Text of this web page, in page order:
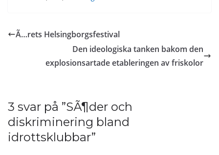
Ã…rets Helsingborgsfestival
Den ideologiska tanken bakom den
explosionsartade etableringen av friskolor
3 svar på ”SÃ¶der och
diskriminering bland
idrottsklubbar”